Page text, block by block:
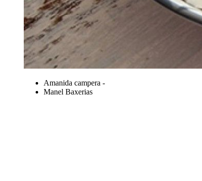
Amanida campera -
Manel Baxerias